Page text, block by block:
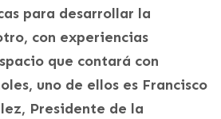
para desarrollar la
con experiencias
que contará con
uno de ellos es Francisco
Presidente de la